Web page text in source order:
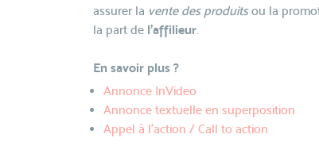
assurer la vente des produitsou la
la part de l'affilieur.
En savoir plus ?
Annonce InVideo
Annonce textuelle en superposition
Appel à l'action / Call to action